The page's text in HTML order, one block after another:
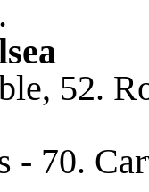
52.
- 70.